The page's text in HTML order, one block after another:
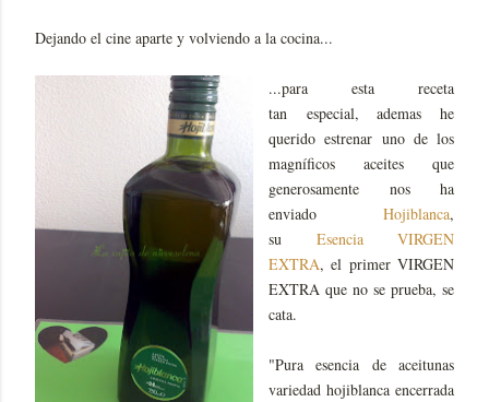
Dejando el cine aparte y volviendo a la cocina...
...para esta receta
tan especial, ademas he
querido estrenar uno de los
magníficos aceites que
generosamente nos ha
enviado
Hojiblanca,
su Esencia VIRGEN
EXTRA, el primer VIRGEN
EXTRA que no se prueba, se
cata.
"Pura esencia de aceitunas
variedad hojiblanca encerrada